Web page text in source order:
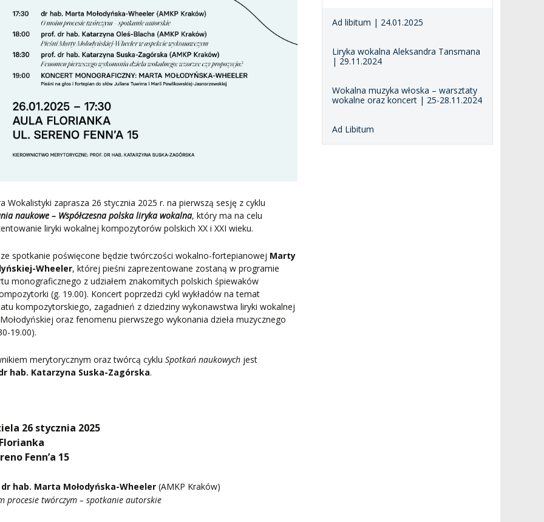
Ad libitum | 24.01.2025
Liryka wokalna Aleksandra Tansmana
| 29.11.2024
Wokalna muzyka włoska – warsztaty
wokalne oraz koncert | 25-28.11.2024
Ad Libitum
Wokalistyki zaprasza 26 stycznia 2025 r. na pierwszą sesję z cyklu
naukowe – Współczesna polska liryka wokalna, który ma na celu
liryki wokalnej kompozytorów polskich XX i XXI wieku.
spotkanie poświęcone będzie twórczości wokalno-fortepianowej Marty
Wheeler, której pieśni zaprezentowane zostaną w programie
monograficznego z udziałem znakomitych polskich śpiewaków
(g. 19.00). Koncert poprzedzi cykl wykładów na temat
kompozytorskiego, zagadnień z dziedziny wykonawstwa liryki wokalnej
oraz fenomenu pierwszego wykonania dzieła muzycznego
19.00).
merytorycznym oraz twórcą cyklu Spotkań naukowych jest
hab. Katarzyna Suska-Zagórska.
26 stycznia 2025
Fenn’a 15
dr hab. Marta Mołodyńska-Wheeler(AMKP Kraków)
procesie twórczym – spotkanie autorskie